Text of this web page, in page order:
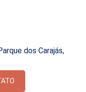
dos Carajás,